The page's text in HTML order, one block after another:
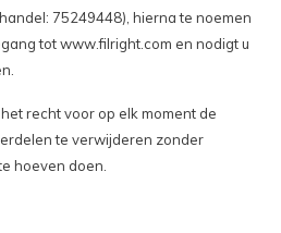
75249448), hierna te noemen
tot www.filright.com en nodigt u
recht voor op elk moment de
te verwijderen zonder
hoeven doen.